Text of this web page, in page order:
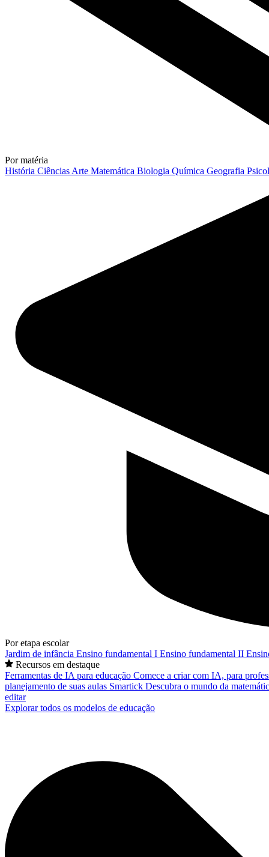
Por matéria
História Ciências Arte Matemática Biologia Química Geografia
Por etapa escolar
Jardim de infância Ensino fundamental I Ensino fundamental II
Recursos em destaque
Ferramentas de IA para educação Comece a criar com IA, para
planejamento de suas aulas Smartick Descubra o mundo da
editar
Explorar todos os modelos de educação